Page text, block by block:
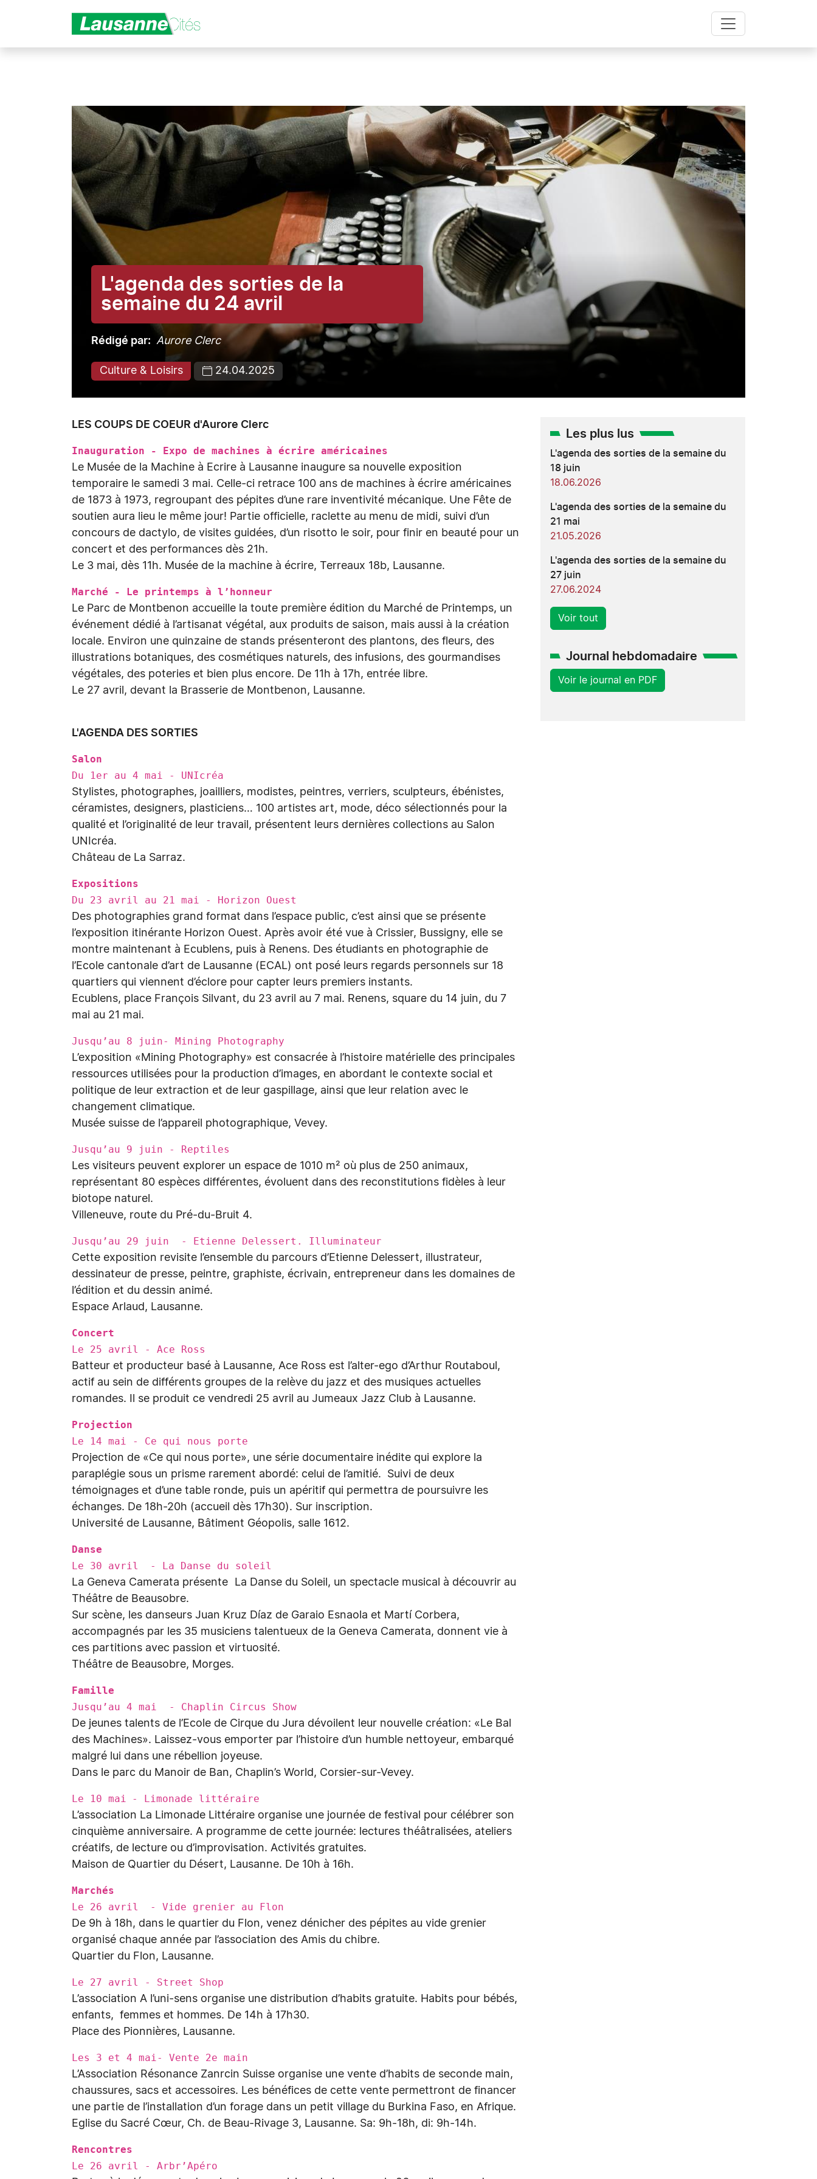
L'agenda des sorties de la
semaine du 24 avril
Rédigé par Aurore Clerc
Culture & Loisirs 24.04.2025
LES COUPS DE COEUR d'Aurore Clerc
Inauguration - Expo de machines à écrire américaines
Le Musée de la Machine à Ecrire à Lausanne inaugure sa nouvelle exposition
temporaire le samedi 3 mai. Celle-ci retrace 100 ans de machines à écrire américaines
de 1873 à 1973, regroupant des pépites d’une rare inventivité mécanique. Une Fête de
soutien aura lieu le même jour! Partie officielle, raclette au menu de midi, suivi d’un
concours de dactylo, de visites guidées, d’un risotto le soir, pour finir en beauté pour un
concert et des performances dès 21h.
Le 3 mai, dès 11h. Musée de la machine à écrire, Terreaux 18b, Lausanne.
Marché - Le printemps à l’honneur
Le Parc de Montbenon accueille la toute première édition du Marché de Printemps, un
événement dédié à l’artisanat végétal, aux produits de saison, mais aussi à la création
locale. Environ une quinzaine de stands présenteront des plantons, des fleurs, des
illustrations botaniques, des cosmétiques naturels, des infusions, des gourmandises
végétales, des poteries et bien plus encore. De 11h à 17h, entrée libre.
Le 27 avril, devant la Brasserie de Montbenon, Lausanne.
L'AGENDA DES SORTIES
Salon
Du 1er au 4 mai - UNIcréa
Stylistes, photographes, joailliers, modistes, peintres, verriers, sculpteurs, ébénistes,
céramistes, designers, plasticiens… 100 artistes art, mode, déco sélectionnés pour la
qualité et l’originalité de leur travail, présentent leurs dernières collections au Salon
UNIcréa.
Château de La Sarraz.
Expositions
Du 23 avril au 21 mai - Horizon Ouest
Des photographies grand format dans l’espace public, c’est ainsi que se présente
l’exposition itinérante Horizon Ouest. Après avoir été vue à Crissier, Bussigny, elle se
montre maintenant à Ecublens, puis à Renens. Des étudiants en photographie de
l’Ecole cantonale d’art de Lausanne (ECAL) ont posé leurs regards personnels sur 18
quartiers qui viennent d’éclore pour capter leurs premiers instants.
Ecublens, place François Silvant, du 23 avril au 7 mai. Renens, square du 14 juin, du 7
mai au 21 mai.
Jusqu’au 8 juin- Mining Photography
L’exposition «Mining Photography» est consacrée à l’histoire matérielle des principales
ressources utilisées pour la production d’images, en abordant le contexte social et
politique de leur extraction et de leur gaspillage, ainsi que leur relation avec le
changement climatique.
Musée suisse de l’appareil photographique, Vevey.
Jusqu’au 9 juin - Reptiles
Les visiteurs peuvent explorer un espace de 1010 m² où plus de 250 animaux,
représentant 80 espèces différentes, évoluent dans des reconstitutions fidèles à leur
biotope naturel.
Villeneuve, route du Pré-du-Bruit 4.
Jusqu’au 29 juin - Etienne Delessert. Illuminateur
Cette exposition revisite l’ensemble du parcours d’Etienne Delessert, illustrateur,
dessinateur de presse, peintre, graphiste, écrivain, entrepreneur dans les domaines de
l’édition et du dessin animé.
Espace Arlaud, Lausanne.
Concert
Le 25 avril - Ace Ross
Batteur et producteur basé à Lausanne, Ace Ross est l’alter-ego d’Arthur Routaboul,
actif au sein de différents groupes de la relève du jazz et des musiques actuelles
romandes. Il se produit ce vendredi 25 avril au Jumeaux Jazz Club à Lausanne.
Projection
Le 14 mai - Ce qui nous porte
Projection de «Ce qui nous porte», une série documentaire inédite qui explore la
paraplégie sous un prisme rarement abordé: celui de l’amitié. Suivi de deux
témoignages et d’une table ronde, puis un apéritif qui permettra de poursuivre les
échanges. De 18h-20h (accueil dès 17h30). Sur inscription.
Université de Lausanne, Bâtiment Géopolis, salle 1612.
Danse
Le 30 avril - La Danse du soleil
La Geneva Camerata présente La Danse du Soleil, un spectacle musical à découvrir au
Théâtre de Beausobre.
Sur scène, les danseurs Juan Kruz Díaz de Garaio Esnaola et Martí Corbera,
accompagnés par les 35 musiciens talentueux de la Geneva Camerata, donnent vie à
ces partitions avec passion et virtuosité.
Théâtre de Beausobre, Morges.
Famille
Jusqu’au 4 mai - Chaplin Circus Show
De jeunes talents de l’Ecole de Cirque du Jura dévoilent leur nouvelle création: «Le Bal
des Machines». Laissez-vous emporter par l’histoire d’un humble nettoyeur, embarqué
malgré lui dans une rébellion joyeuse.
Dans le parc du Manoir de Ban, Chaplin’s World, Corsier-sur-Vevey.
Le 10 mai - Limonade littéraire
L’association La Limonade Littéraire organise une journée de festival pour célébrer son
cinquième anniversaire. A programme de cette journée: lectures théâtralisées, ateliers
créatifs, de lecture ou d’improvisation. Activités gratuites.
Maison de Quartier du Désert, Lausanne. De 10h à 16h.
Marchés
Le 26 avril - Vide grenier au Flon
De 9h à 18h, dans le quartier du Flon, venez dénicher des pépites au vide grenier
organisé chaque année par l’association des Amis du chibre.
Quartier du Flon, Lausanne.
Le 27 avril - Street Shop
L’association A l’uni-sens organise une distribution d’habits gratuite. Habits pour bébés,
enfants, femmes et hommes. De 14h à 17h30.
Place des Pionnières, Lausanne.
Les 3 et 4 mai- Vente 2e main
L’Association Résonance Zanrcin Suisse organise une vente d’habits de seconde main,
chaussures, sacs et accessoires. Les bénéfices de cette vente permettront de financer
une partie de l’installation d’un forage dans un petit village du Burkina Faso, en Afrique.
Eglise du Sacré Cœur, Ch. de Beau-Rivage 3, Lausanne. Sa: 9h-18h, di: 9h-14h.
Rencontres
Le 26 avril - Arbr’Apéro
Les plus lus
L'agenda des sorties de la semaine du
18 juin
18.06.2026
L'agenda des sorties de la semaine du
21 mai
21.05.2026
L'agenda des sorties de la semaine du
27 juin
27.06.2024
Voir tout
Journal hebdomadaire
Voir le journal en PDF